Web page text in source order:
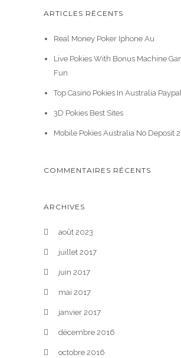
ARTICLES RÉCENTS
Real Money Poker Iphone Au
Live Pokies With Bonus Machine
Fun
Top Casino Pokies In Australia
3D Pokies Best Sites
Mobile Pokies Australia No Deposit
COMMENTAIRES RÉCENTS
ARCHIVES
août 2023
juillet 2017
juin 2017
mai 2017
janvier 2017
décembre 2016
octobre 2016